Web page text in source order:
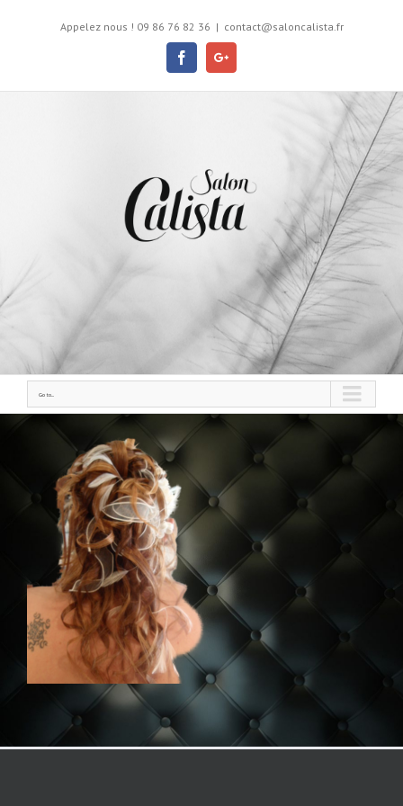
Appelez nous ! 09 86 76 82 36 | contact@saloncalista.fr
FacebookGoogle+
Go to...